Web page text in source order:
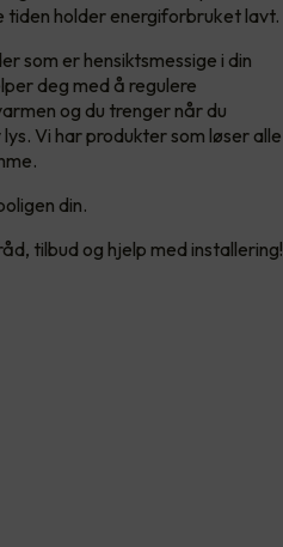
holder energiforbruket lavt.
som er hensiktsmessige i din
deg med å regulere
og du trenger når du
Vi har produkter som løser alle
din.
tilbud og hjelp med installering!